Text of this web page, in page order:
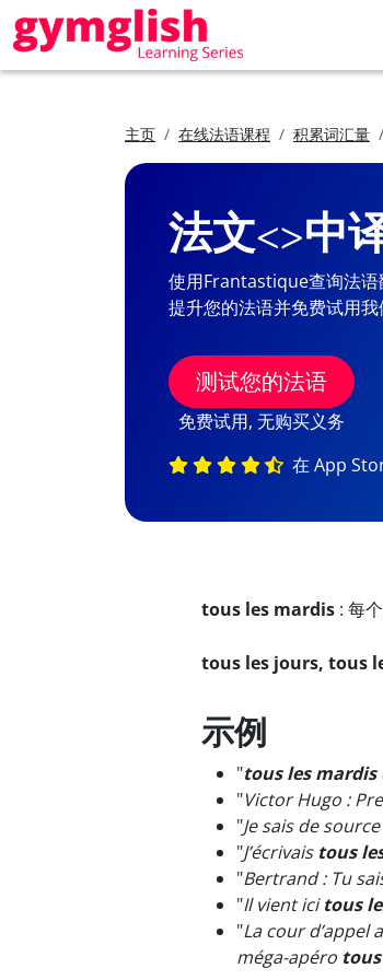
主页 在线法语课程 积累词汇量
法文<>中
使用Frantastique查询法语
提升您的法语并免费试用我
测试您的法语
免费试用, 无购买义务
在 App
tous les mardis : 每
tous les jours, tous
示例
"tous les mardis
"Victor Hugo :
"Je sais de
"J’écrivais tous
"Bertrand : Tu
"Il vient icitous
"La cour d’appel
méga-apéro